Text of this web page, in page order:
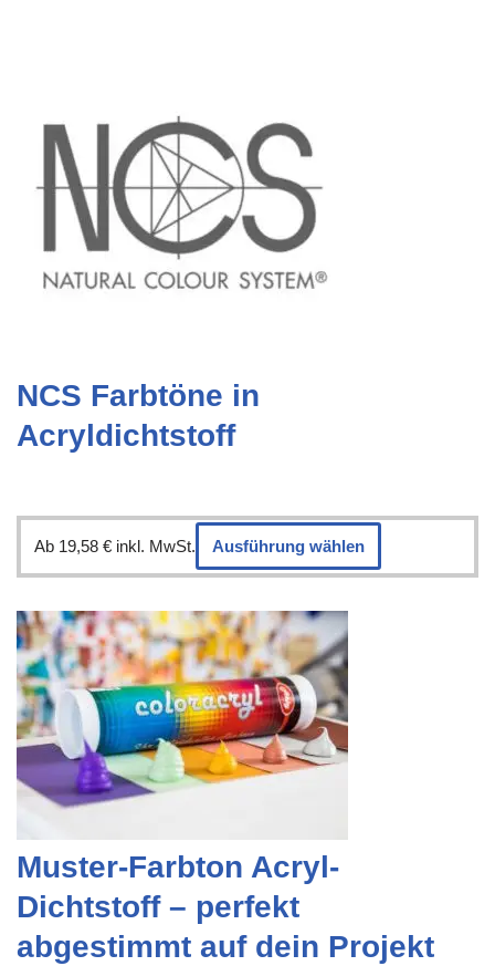
NCS Farbtöne in
Acryldichtstoff
Ab 19,58 € inkl. MwSt. Ausführung wählen
Muster-Farbton Acryl-
Dichtstoff – perfekt
abgestimmt auf dein Projekt